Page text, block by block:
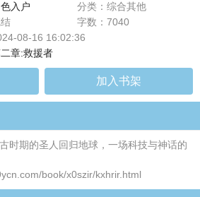
色入户
分类：综合其他
字数：7040
08-16 16:02:36
章:救援者
加入书架
时期的圣人回归地球，一场科技与神话的
book/x0szir/kxhrir.html